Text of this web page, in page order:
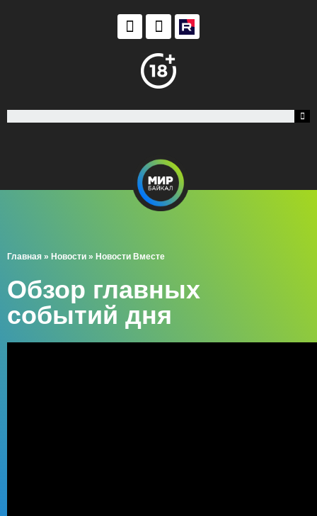
Главная » Новости » Новости Вместе
Обзор главных
событий дня